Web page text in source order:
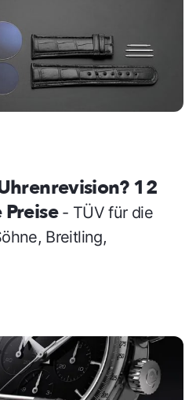
12
- TÜV für die
Breitling,